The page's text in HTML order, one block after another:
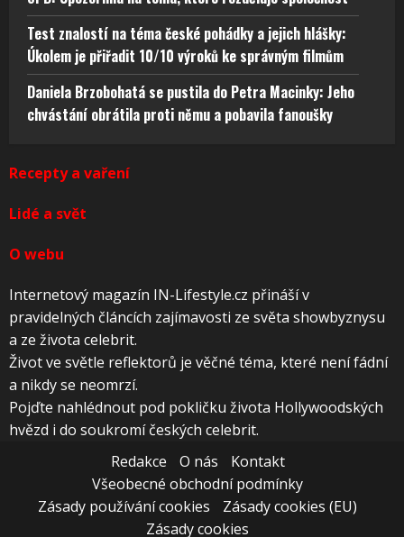
Test znalostí na téma české pohádky a jejich hlášky:
Úkolem je přiřadit 10/10 výroků ke správným filmům
Daniela Brzobohatá se pustila do Petra Macinky: Jeho
chvástání obrátila proti němu a pobavila fanoušky
Recepty a vaření
Lidé a svět
O webu
Internetový magazín IN-Lifestyle.cz přináší v
pravidelných článcích zajímavosti ze světa showbyznysu
a ze života celebrit.
Život ve světle reflektorů je věčné téma, které není fádní
a nikdy se neomrzí.
Pojďte nahlédnout pod pokličku života Hollywoodských
hvězd i do soukromí českých celebrit.
Redakce
O nás
Kontakt
Všeobecné obchodní podmínky
Zásady používání cookies
Zásady cookies (EU)
Zásady cookies